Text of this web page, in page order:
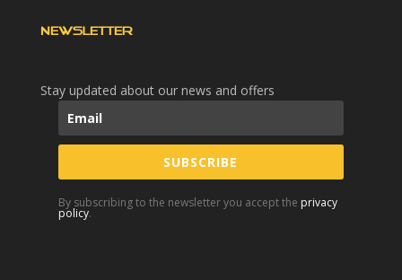
NEWSLETTER
Stay updated about our news and offers
SUBSCRIBE
By subscribing to the newsletter you accept the privacy
policy.